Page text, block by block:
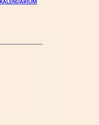
KALENDARIUM